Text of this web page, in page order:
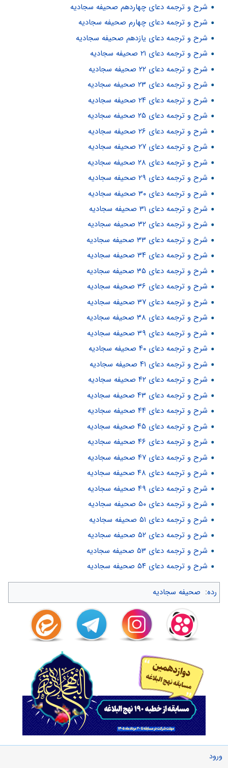
شرح و ترجمه دعای چهاردهم صحیفه سجادیه
شرح و ترجمه دعای چهارم صحیفه سجادیه
شرح و ترجمه دعای یازدهم صحیفه سجادیه
شرح و ترجمه دعای ۲۱ صحیفه سجادیه
شرح و ترجمه دعای ۲۲ صحیفه سجادیه
شرح و ترجمه دعای ۲۳ صحیفه سجادیه
شرح و ترجمه دعای ۲۴ صحیفه سجادیه
شرح و ترجمه دعای ۲۵ صحیفه سجادیه
شرح و ترجمه دعای ۲۶ صحیفه سجادیه
شرح و ترجمه دعای ۲۷ صحیفه سجادیه
شرح و ترجمه دعای ۲۸ صحیفه سجادیه
شرح و ترجمه دعای ۲۹ صحیفه سجادیه
شرح و ترجمه دعای ۳۰ صحیفه سجادیه
شرح و ترجمه دعای ۳۱ صحیفه سجادیه
شرح و ترجمه دعای ۳۲ صحیفه سجادیه
شرح و ترجمه دعای ۳۳ صحیفه سجادیه
شرح و ترجمه دعای ۳۴ صحیفه سجادیه
شرح و ترجمه دعای ۳۵ صحیفه سجادیه
شرح و ترجمه دعای ۳۶ صحیفه سجادیه
شرح و ترجمه دعای ۳۷ صحیفه سجادیه
شرح و ترجمه دعای ۳۸ صحیفه سجادیه
شرح و ترجمه دعای ۳۹ صحیفه سجادیه
شرح و ترجمه دعای ۴۰ صحیفه سجادیه
شرح و ترجمه دعای ۴۱ صحیفه سجادیه
شرح و ترجمه دعای ۴۲ صحیفه سجادیه
شرح و ترجمه دعای ۴۳ صحیفه سجادیه
شرح و ترجمه دعای ۴۴ صحیفه سجادیه
شرح و ترجمه دعای ۴۵ صحیفه سجادیه
شرح و ترجمه دعای ۴۶ صحیفه سجادیه
شرح و ترجمه دعای ۴۷ صحیفه سجادیه
شرح و ترجمه دعای ۴۸ صحیفه سجادیه
شرح و ترجمه دعای ۴۹ صحیفه سجادیه
شرح و ترجمه دعای ۵۰ صحیفه سجادیه
شرح و ترجمه دعای ۵۱ صحیفه سجادیه
شرح و ترجمه دعای ۵۲ صحیفه سجادیه
شرح و ترجمه دعای ۵۳ صحیفه سجادیه
شرح و ترجمه دعای ۵۴ صحیفه سجادیه
رده: صحیفه سجادیه
ورود